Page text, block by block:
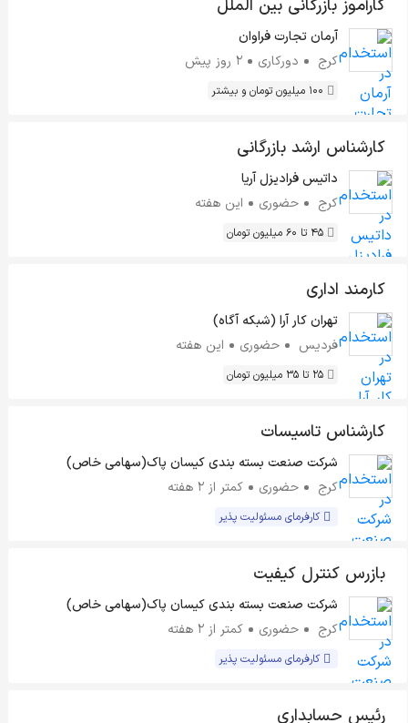
کارآموز بازرگانی بین الملل
آرمان تجارت فراوان
کرج
دورکاری 2 روز پیش
100 میلیون تومان و بیشتر
کارشناس ارشد بازرگانی
داتیس فرادیزل آریا
کرج
حضوری این هفته
45 تا 60 میلیون تومان
کارمند اداری
تهران کار آرا (شبکه آگاه)
فردیس
حضوری این هفته
25 تا 35 میلیون تومان
کارشناس تاسیسات
شرکت صنعت بسته بندی کیسان پاک(سهامی خاص)
کرج
حضوری کمتر از ۲ هفته
کارفرمای مسئولیت پذیر
بازرس کنترل کیفیت
شرکت صنعت بسته بندی کیسان پاک(سهامی خاص)
کرج
حضوری کمتر از ۲ هفته
کارفرمای مسئولیت پذیر
رئیس حسابداری